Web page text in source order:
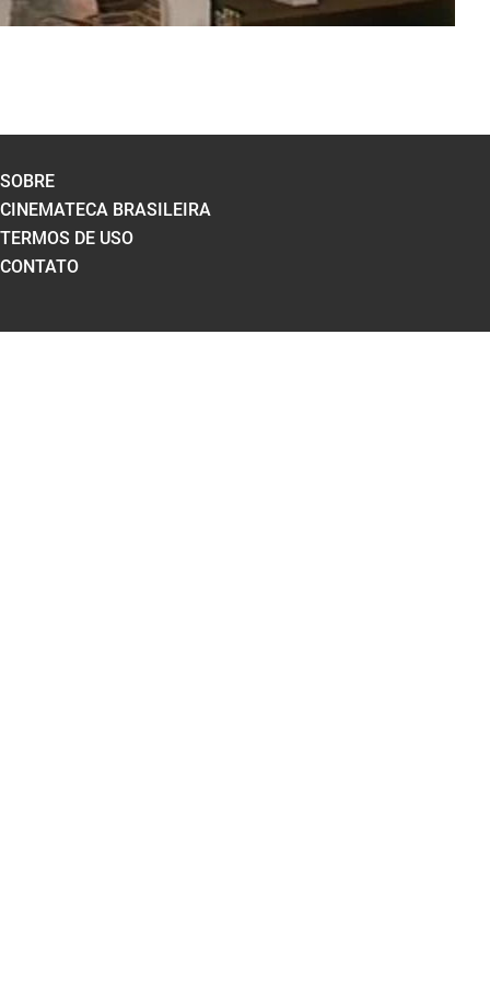
SOBRE
CINEMATECA BRASILEIRA
TERMOS DE USO
CONTATO